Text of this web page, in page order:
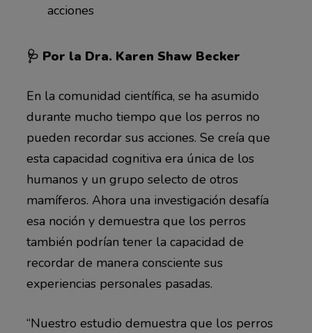
acciones
🩺 Por la Dra. Karen Shaw Becker
En la comunidad científica, se ha asumido
durante mucho tiempo que los perros no
pueden recordar sus acciones. Se creía que
esta capacidad cognitiva era única de los
humanos y un grupo selecto de otros
mamíferos. Ahora una investigación desafía
esa noción y demuestra que los perros
también podrían tener la capacidad de
recordar de manera consciente sus
experiencias personales pasadas.
“Nuestro estudio demuestra que los perros